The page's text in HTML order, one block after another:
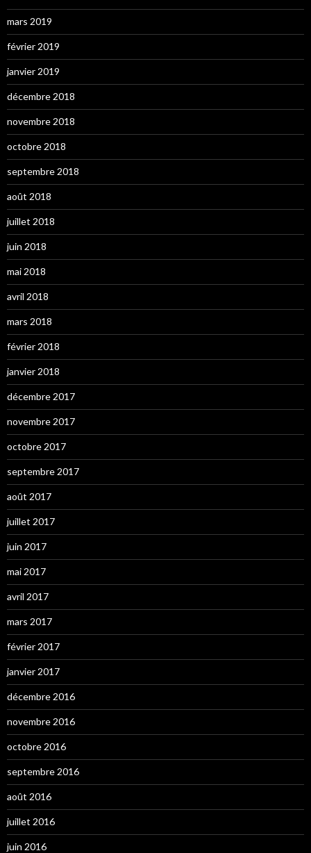
mars 2019
février 2019
janvier 2019
décembre 2018
novembre 2018
octobre 2018
septembre 2018
août 2018
juillet 2018
juin 2018
mai 2018
avril 2018
mars 2018
février 2018
janvier 2018
décembre 2017
novembre 2017
octobre 2017
septembre 2017
août 2017
juillet 2017
juin 2017
mai 2017
avril 2017
mars 2017
février 2017
janvier 2017
décembre 2016
novembre 2016
octobre 2016
septembre 2016
août 2016
juillet 2016
juin 2016